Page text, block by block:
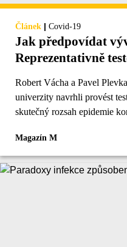
Článek | Covid-19
Jak předpovídat
Reprezentativně
Robert Vácha a Pavel
univerzity navrhli provést
skutečný rozsah epidemie
Magazín M